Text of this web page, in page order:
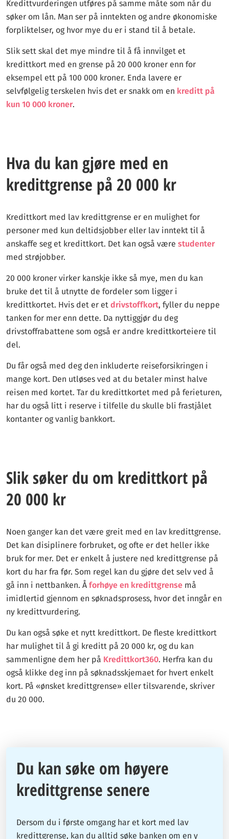
Kredittvurderingen utføres på samme måte som når du
søker om lån. Man ser på inntekten og andre økonomiske
forpliktelser, og hvor mye du er i stand til å betale.
Slik sett skal det mye mindre til å få innvilget et
kredittkort med en grense på 20 000 kroner enn for
eksempel ett på 100 000 kroner. Enda lavere er
selvfølgelig terskelen hvis det er snakk om en kreditt på
kun 10 000 kroner.
Hva du kan gjøre med en
kredittgrense på 20 000 kr
Kredittkort med lav kredittgrense er en mulighet for
personer med kun deltidsjobber eller lav inntekt til å
anskaffe seg et kredittkort. Det kan også være studenter
med strøjobber.
20 000 kroner virker kanskje ikke så mye, men du kan
bruke det til å utnytte de fordeler som ligger i
kredittkortet. Hvis det er et drivstoffkort, fyller du neppe
tanken for mer enn dette. Da nyttiggjør du deg
drivstoffrabattene som også er andre kredittkorteiere til
del.
Du får også med deg den inkluderte reiseforsikringen i
mange kort. Den utløses ved at du betaler minst halve
reisen med kortet. Tar du kredittkortet med på ferieturen,
har du også litt i reserve i tilfelle du skulle bli frastjålet
kontanter og vanlig bankkort.
Slik søker du om kredittkort på
20 000 kr
Noen ganger kan det være greit med en lav kredittgrense.
Det kan disiplinere forbruket, og ofte er det heller ikke
bruk for mer. Det er enkelt å justere ned kredittgrense på
kort du har fra før. Som regel kan du gjøre det selv ved å
gå inn i nettbanken. Å forhøye en kredittgrense må
imidlertid gjennom en søknadsprosess, hvor det inngår en
ny kredittvurdering.
Du kan også søke et nytt kredittkort. De fleste kredittkort
har mulighet til å gi kreditt på 20 000 kr, og du kan
sammenligne dem her på Kredittkort360. Herfra kan du
også klikke deg inn på søknadsskjemaet for hvert enkelt
kort. På «ønsket kredittgrense» eller tilsvarende, skriver
du 20 000.
Du kan søke om høyere
kredittgrense senere
Dersom du i første omgang har et kort med lav
kredittgrense, kan du alltid søke banken om en y